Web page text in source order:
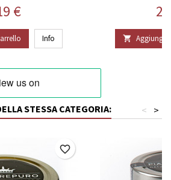
€
Info  Aggiungi
STESSA CATEGORIA: >
<
favorite_border